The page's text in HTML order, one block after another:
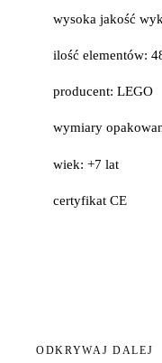
wysoka jakość
ilość elementów:
producent: LEGO
wymiary
wiek: +7 lat
certyfikat CE
ODKRYWAJ DALEJ